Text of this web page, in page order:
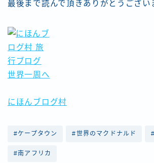
最後まで読んで頂きありがとうござい
にほんブログ村
#ケープタウン #世界のマクドナルド
#南アフリカ